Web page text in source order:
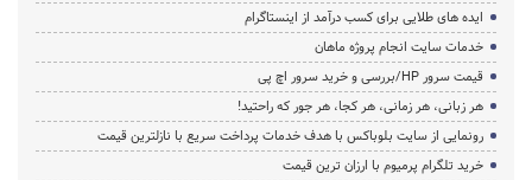
ایده های طلایی برای کسب درآمد از اینستاگرام
خدمات سایت انجام پروژه ماهان
قیمت سرور HP/بررسی و خرید سرور اچ پی
هر زبانی، هر زمانی، هر کجا، هر جور که راحتید!
رونمایی از سایت بلوباکس با هدف خدمات پرداخت سریع با نازلترین قیمت
خرید تلگرام پرمیوم با ارزان ترین قیمت